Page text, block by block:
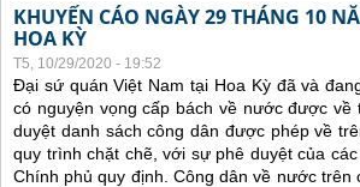
KHUYẾN CÁO NGÀY 29 THÁNG 10
HOA KỲ
T5, 10/29/2020 - 19:52
Đại sứ quán Việt Nam tại Hoa Kỳ đã và
có nguyện vọng cấp bách về nước được
duyệt danh sách công dân được phép về
quy trình chặt chẽ, với sự phê duyệt của
Chính phủ quy định. Công dân về nước trên